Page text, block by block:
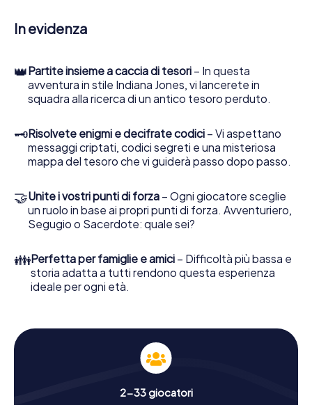
Nel corso della caccia al tesoro a Schermbeck, lei e il suo
tesoro è a pochi passi di distanza.
In evidenza
👑Partite insieme a caccia di tesori – In questa
avventura in stile Indiana Jones, vi lancerete in
squadra alla ricerca di un antico tesoro perduto.
🗝Risolvete enigmi e decifrate codici – Vi aspettano
messaggi criptati, codici segreti e una misteriosa
mappa del tesoro che vi guiderà passo dopo passo.
🤝Unite i vostri punti di forza – Ogni giocatore sceglie
un ruolo in base ai propri punti di forza. Avventuriero,
Segugio o Sacerdote: quale sei?
👪Perfetta per famiglie e amici – Difficoltà più bassa e
storia adatta a tutti rendono questa esperienza
ideale per ogni età.
2-33 giocatori